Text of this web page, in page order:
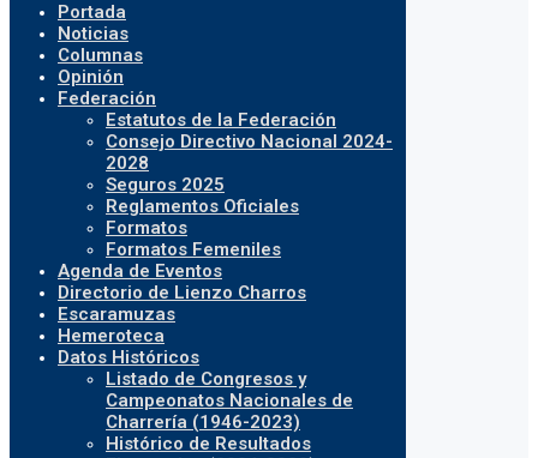
Portada
Noticias
Columnas
Opinión
Federación
Estatutos de la Federación
Consejo Directivo Nacional 2024-
2028
Seguros 2025
Reglamentos Oficiales
Formatos
Formatos Femeniles
Agenda de Eventos
Directorio de Lienzo Charros
Escaramuzas
Hemeroteca
Datos Históricos
Listado de Congresos y
Campeonatos Nacionales de
Charrería (1946-2023)
Histórico de Resultados